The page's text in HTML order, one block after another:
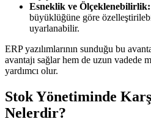
Esneklik ve Ölçeklenebilirlik:
büyüklüğüne göre
uyarlanabilir.
ERP yazılımlarının sunduğu bu
avantajı sağlar hem de uzun vadede
yardımcı olur.
Stok Yönetiminde
Nelerdir?